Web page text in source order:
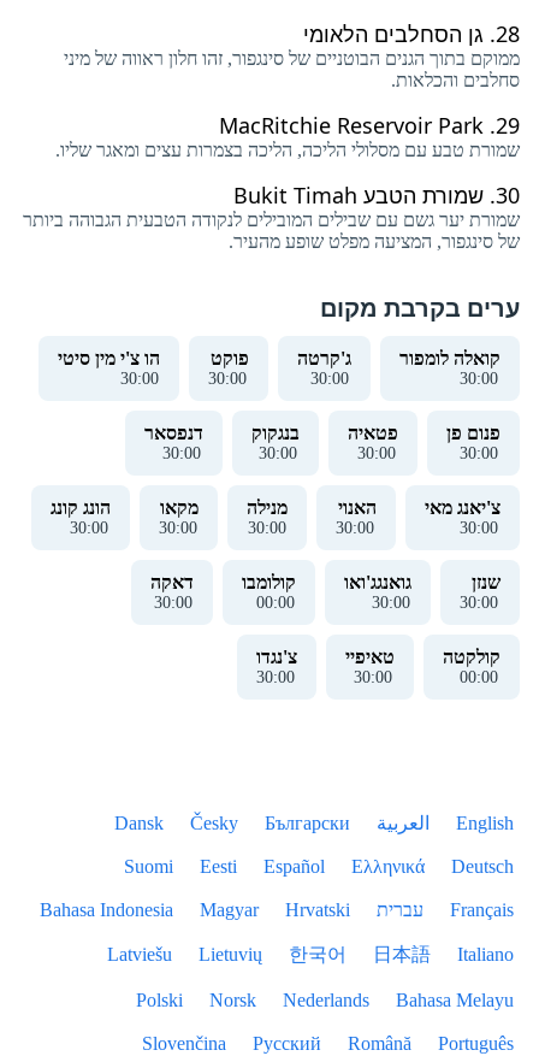
28. גן הסחלבים הלאומי
ממוקם בתוך הגנים הבוטניים של סינגפור, זהו חלון ראווה של מיני
סחלבים והכלאות.
29.
MacRitchie Reservoir Park
שמורת טבע עם מסלולי הליכה, הליכה בצמרות עצים ומאגר שליו.
30. שמורת הטבע Bukit Timah
שמורת יער גשם עם שבילים המובילים לנקודה הטבעית הגבוהה ביותר
של סינגפור, המציעה מפלט שופע מהעיר.
ערים בקרבת מקום
קואלה לומפור
30:01
ג'קרטה
30:01
פוקט
30:01
הו צ'י מין סיטי
30:01
פנום פן
30:01
פטאיה
30:01
בנגקוק
30:01
דנפסאר
30:01
צ'יאנג מאי
30:01
האנוי
30:01
מנילה
30:01
מקאו
30:01
הונג קונג
30:01
שנזן
30:01
גואנגג'ואו
30:01
קולומבו
00:01
דאקה
30:01
קולקטה
00:01
טאיפיי
30:01
צ'נגדו
30:01
English العربية Български
Česky
Dansk
Deutsch
Ελληνικά
Español
Eesti
Suomi
Français עברית Hrvatski
Magyar
Bahasa Indonesia
Italiano
日本語
한국어
Lietuvių
Latviešu
Bahasa Melayu
Nederlands
Norsk
Polski
Português
Română
Русский
Slovenčina